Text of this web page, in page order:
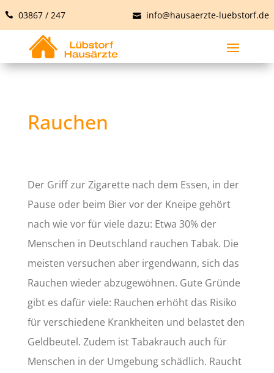
03867 / 247 info@hausaerzte-luebstorf.de
Rauchen
Der Griff zur Zigarette nach dem Essen, in der
Pause oder beim Bier vor der Kneipe gehört
nach wie vor für viele dazu: Etwa 30% der
Menschen in Deutschland rauchen Tabak. Die
meisten versuchen aber irgendwann, sich das
Rauchen wieder abzugewöhnen. Gute Gründe
gibt es dafür viele: Rauchen erhöht das Risiko
für verschiedene Krankheiten und belastet den
Geldbeutel. Zudem ist Tabakrauch auch für
Menschen in der Umgebung schädlich. Raucht